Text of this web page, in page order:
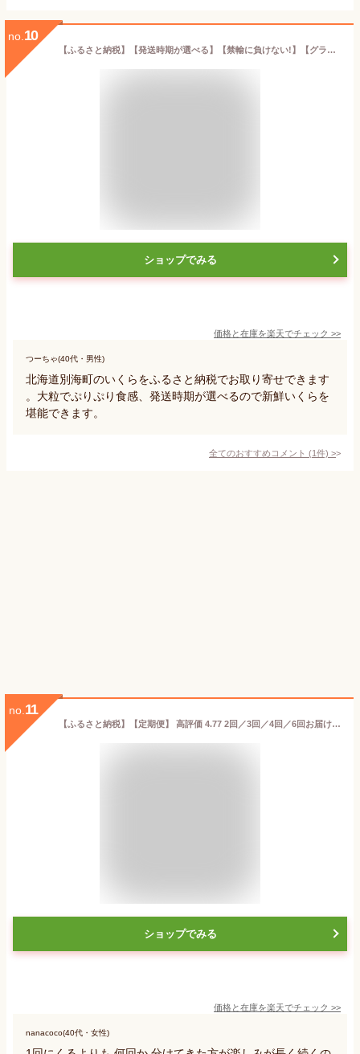
no. 10
【ふるさと納税】【発送時期が選べる】【禁輸に負けない!】【グランプリ獲得! 数量限定】 鮭 いくら醤油漬け ( 内容量 250g 500g 1kg 発送時期が選べる ) 国産 北海道 別海町 いくら イクラ 鮭いくら 醤油いくら ふるさと納税 いくら 小分け 父の日 父の日ギフト
ショップでみる
価格と在庫を楽天でチェック >>
つーちゃ(40代・男性)
北海道別海町のいくらをふるさと納税でお取り寄せできます
。大粒でぷりぷり食感、発送時期が選べるので新鮮いくらを
堪能できます。
全てのおすすめコメント (1件) >
no. 11
【ふるさと納税】【定期便】 高評価 4.77 2回／3回／4回／6回お届け いくら醤油漬 (鮭卵) 定期便 400g (200g×2) ×2回／3回／4回／6回 ふるさと納税 海鮮 いくら イクラ 鮭いくら 鮭イクラ 醤油漬け 鮭 魚卵 魚 魚介 小分け 人気 いくらの町 北海道 白糠町
ショップでみる
価格と在庫を楽天でチェック >>
nanacoco(40代・女性)